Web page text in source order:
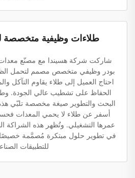
طلاءات وظيفية متخصصة
شاركت شركة هسيندا مع مصنّع
بودر وظيفي متخصص مصمم لتحمل
احتاج العميل إلى طلاء يقاوم التآكل
الحفاظ على تشطيب عالي الجودة.
البحث والتطوير صيغة مخصصة تلبّي
أسفر عن طلاء لا يحمي المعدات
عمرها التشغيلي. وتُظهر هذه الشراكة
في تطوير حلول مبتكرة مُصمَّمة خصيصًا
للتطبيقات